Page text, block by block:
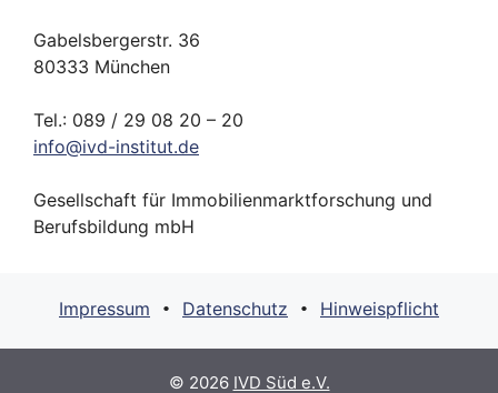
Gabelsbergerstr. 36
80333 München
Tel.: 089 / 29 08 20 – 20
info@ivd-institut.de
Gesellschaft für Immobilienmarktforschung und
Berufsbildung mbH
Impressum • Datenschutz • Hinweispflicht
© 2026 IVD Süd e.V.